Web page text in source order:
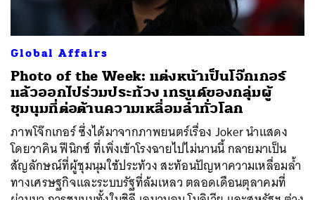
Global Affairs
Photo of the Week: แต่งหน้าเป็นโจ๊กเกอร์
แล้วออกไปร่วมประท้วง เทรนด์ของกลุ่มผู้
ชุมนุมที่ต่อต้านความเหลื่อมล้ำทั่วโลก
ภาพโจ๊กเกอร์ ซึ่งได้มาจากภาพยนตร์เรื่อง Joker นำแสดง
โดยวาคิน ฟีนิกซ์ ที่เพิ่งเข้าโรงฉายไปไม่นานนี้ กลายมาเป็น
สัญลักษณ์ที่ผู้ชุมนุมใช้ประท้วง สะท้อนปัญหาความเหลื่อมล้ำ
ทางเศรษฐกิจและระบบรัฐที่ล้มเหลว ตลอดเดือนตุลาคมที่